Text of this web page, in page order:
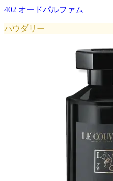
402 オードパルファム
パウダリー